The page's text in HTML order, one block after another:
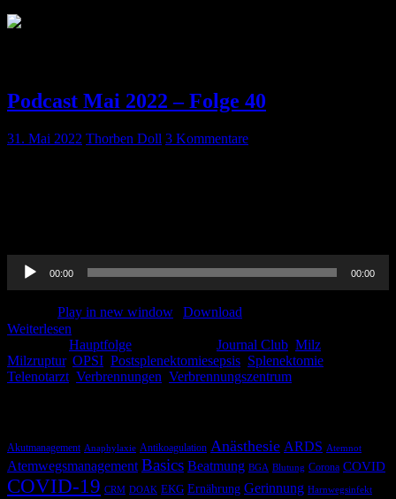
Podcast Mai 2022 – Folge 40
31. Mai 2022 Thorben Doll 3 Kommentare
Audio-
Player
00:00 00:00
Play in new window
Download
Weiterlesen
Hauptfolge Journal Club Milz
Milzruptur, OPSI Postsplenektomiesepsis Splenektomie
Telenotarzt Verbrennungen Verbrennungszentrum
Akutmanagement Anaphylaxie Antikoagulation Anästhesie ARDS Atemnot
Atemwegsmanagement Basics Beatmung BGA Blutung Corona COVID
COVID-19 CRM DOAK EKG Ernährung Gerinnung Harnwegsinfekt